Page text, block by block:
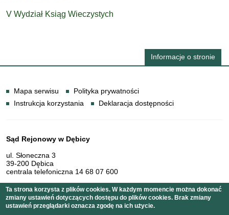
V Wydział Ksiąg Wieczystych
Informacje o stronie
Mapa serwisu
Polityka prywatności
Instrukcja korzystania
Deklaracja dostępności
Dane teleadresowe
Sąd Rejonowy w Dębicy
ul. Słoneczna 3
39-200 Dębica
centrala telefoniczna 14 68 07 600
Serwis pełni funkcję strony Biuletynu Informacji Publicznej
Ta strona korzysta z plików cookies. W każdym momencie można dokonać
zmiany ustawień dotyczących dostępu do plików cookies. Brak zmiany
ustawień przeglądarki oznacza zgodę na ich użycie.